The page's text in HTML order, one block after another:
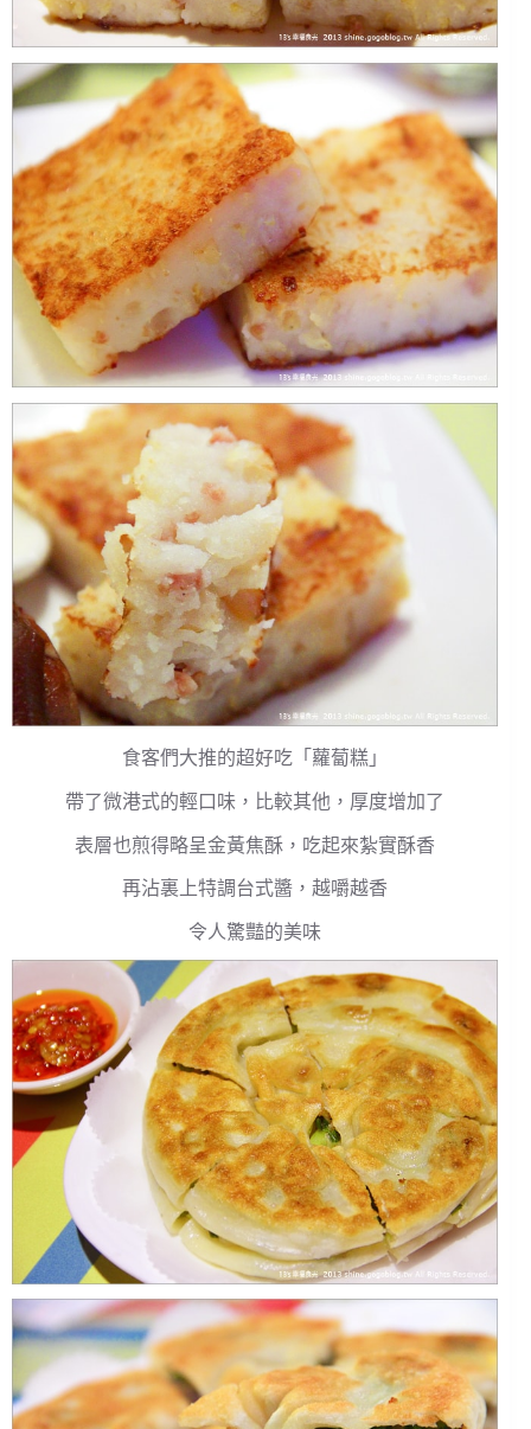
食客們大推的超好吃「蘿蔔糕」
帶了微港式的輕口味，比較其他，厚度增加了
表層也煎得略呈金黃焦酥，吃起來紮實酥香
再沾裏上特調台式醬，越嚼越香
令人驚豔的美味